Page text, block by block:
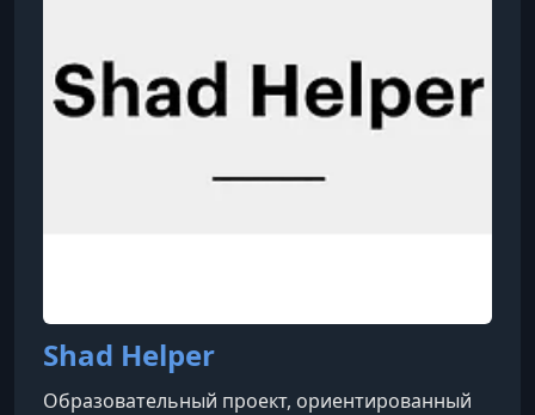
Shad Helper
Образовательный проект, ориентированный